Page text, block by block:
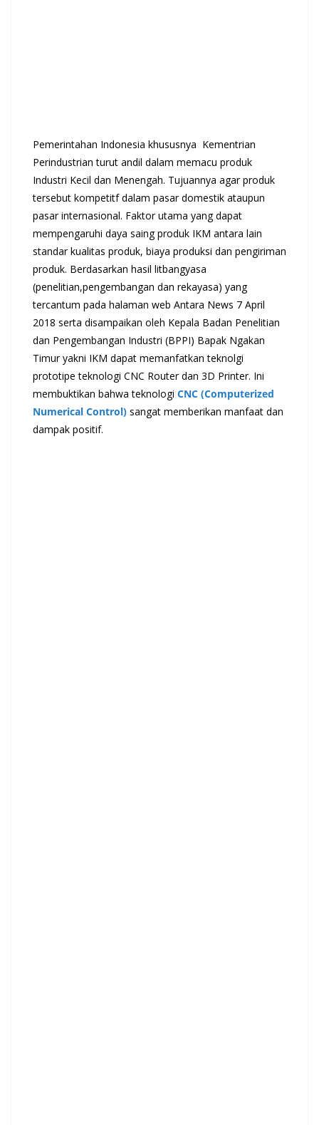
Pemerintahan Indonesia khususnya Kementrian
Perindustrian turut andil dalam memacu produk
Industri Kecil dan Menengah. Tujuannya agar produk
tersebut kompetitf dalam pasar domestik ataupun
pasar internasional. Faktor utama yang dapat
mempengaruhi daya saing produk IKM antara lain
standar kualitas produk, biaya produksi dan pengiriman
produk. Berdasarkan hasil litbangyasa
(penelitian,pengembangan dan rekayasa) yang
tercantum pada halaman web Antara News 7 April
2018 serta disampaikan oleh Kepala Badan Penelitian
dan Pengembangan Industri (BPPI) Bapak Ngakan
Timur yakni IKM dapat memanfatkan teknolgi
prototipe teknologi CNC Router dan 3D Printer. Ini
membuktikan bahwa teknologi CNC (Computerized
Numerical Control) sangat memberikan manfaat dan
dampak positif.